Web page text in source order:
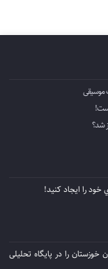
موسیقی
شد؟
را ايجاد كنيد!
را در پایگاه تحلیلی